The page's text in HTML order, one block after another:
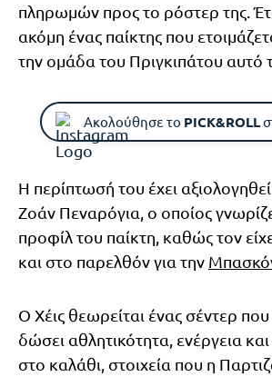
πληρωμών προς το ρόστερ της.
ακόμη ένας παίκτης που
την ομάδα του Πριγκιπάτου αυτό
Ακολούθησε το PICK&ROLL
Η περίπτωσή του έχει
Ζοάν Πεναρόγια, ο οποίος
προφίλ του παίκτη, καθώς τον
και στο παρελθόν για την
Ο Χέις θεωρείται ένας σέντερ
δώσει αθλητικότητα, ενέργεια
στο καλάθι, στοιχεία που η